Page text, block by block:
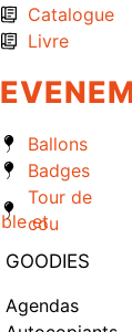
Catalogue
Livre
Ballons
Badges
Tour de
cou
GOODIES
Agendas